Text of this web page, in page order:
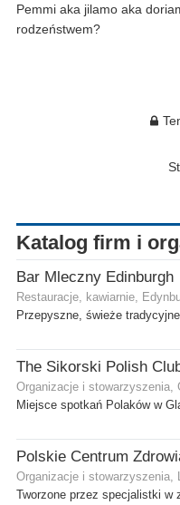
Pemmi aka jilamo aka
rodzeństwem?
Katalog firm i
Bar Mleczny Edinburgh
Restauracje, kawiarnie,
Przepyszne, świeże
The Sikorski Polish
Organizacje i stowarzyszenia,
Miejsce spotkań Polaków w
Organizacje i stowarzyszenia,
Tworzone przez specjalistki w